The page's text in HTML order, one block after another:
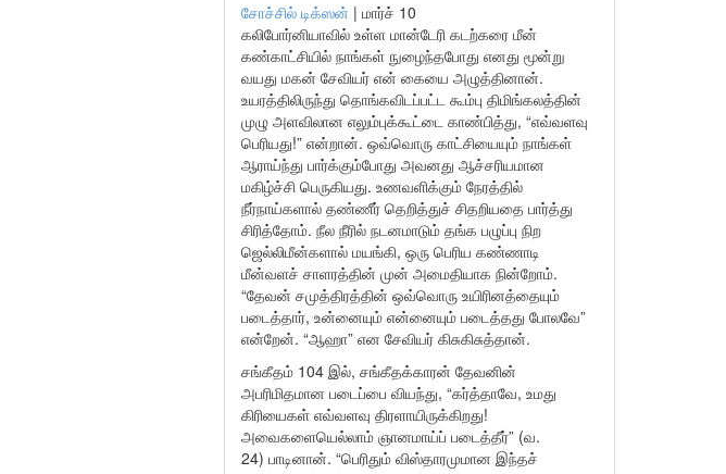
சோச்சில் டிக்ஸன் | மார்ச் 10
கலிபோர்னியாவில் உள்ள மான்டேரி கடற்கரை மீன்
கண்காட்சியில் நாங்கள் நுழைந்தபோது எனது மூன்று
வயது மகன் சேவியர் என் கையை அழுத்தினான்.
உயரத்திலிருந்து தொங்கவிடப்பட்ட கூம்பு திமிங்கலத்தின்
முழு அளவிலான எலும்புக்கூட்டை காண்பித்து, “எவ்வளவு
பெரியது!” என்றான். ஒவ்வொரு காட்சியையும் நாங்கள்
ஆராய்ந்து பார்க்கும்போது அவனது ஆச்சரியமான
மகிழ்ச்சி பெருகியது. உணவளிக்கும் நேரத்தில்
நீர்நாய்களால் தண்ணீர் தெறித்துச் சிதறியதை பார்த்து
சிரித்தோம். நீல நீரில் நடனமாடும் தங்க பழுப்பு நிற
ஜெல்லிமீன்களால் மயங்கி, ஒரு பெரிய கண்ணாடி
மீன்வளச் சாளரத்தின் முன் அமைதியாக நின்றோம்.
“தேவன் சமுத்திரத்தின் ஒவ்வொரு உயிரினத்தையும்
படைத்தார், உன்னையும் என்னையும் படைத்தது போலவே”
என்றேன். “ஆஹா” என சேவியர் கிசுகிசுத்தான்.
சங்கீதம் 104 இல், சங்கீதக்காரன் தேவனின்
அபரிமிதமான படைப்பை வியந்து, “கர்த்தாவே, உமது
கிரியைகள் எவ்வளவு திரளாயிருக்கிறது!
அவைகளையெல்லாம் ஞானமாய்ப் படைத்தீர்” (வ.
24) பாடினான். “பெரிதும் விஸ்தாரமுமான இந்தச்